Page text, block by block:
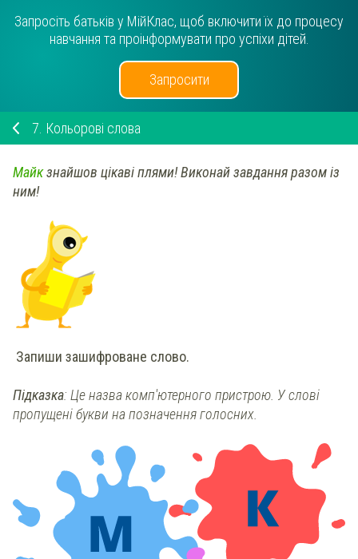
Запросіть батьків у МійКлас, щоб включити їх до процесу
навчання та проінформувати про успіхи дітей.
Запросити
7. Кольорові слова
Майкзнайшов цікаві плями! Виконай завдання разом із
ним!
Запиши зашифроване слово.
Підказка: Це назва комп'ютерного пристрою. У слові
пропущені букви на позначення голосних.